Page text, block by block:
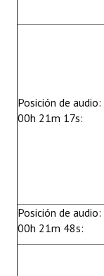
Posición de audio:
00h 21m 17s:
Posición de audio:
00h 21m 48s: